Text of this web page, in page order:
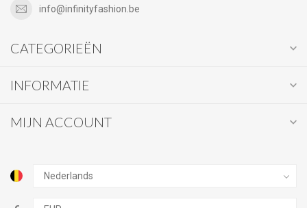
info@infinityfashion.be
CATEGORIEËN
INFORMATIE
MIJN ACCOUNT